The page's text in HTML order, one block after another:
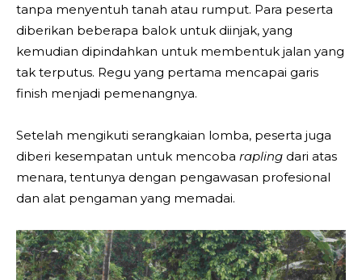
tanpa menyentuh tanah atau rumput. Para peserta
diberikan beberapa balok untuk diinjak, yang
kemudian dipindahkan untuk membentuk jalan yang
tak terputus. Regu yang pertama mencapai garis
finish menjadi pemenangnya.
Setelah mengikuti serangkaian lomba, peserta juga
diberi kesempatan untuk mencoba rapling dari atas
menara, tentunya dengan pengawasan profesional
dan alat pengaman yang memadai.